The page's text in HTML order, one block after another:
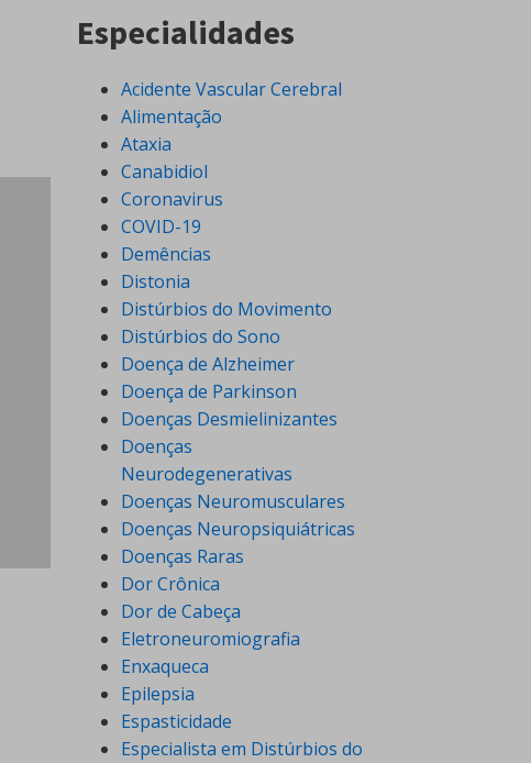
Especialidades
Acidente Vascular Cerebral
Alimentação
Ataxia
Canabidiol
Coronavirus
COVID-19
Demências
Distonia
Distúrbios do Movimento
Distúrbios do Sono
Doença de Alzheimer
Doença de Parkinson
Doenças Desmielinizantes
Doenças
Neurodegenerativas
Doenças Neuromusculares
Doenças Neuropsiquiátricas
Doenças Raras
Dor Crônica
Dor de Cabeça
Eletroneuromiografia
Enxaqueca
Epilepsia
Espasticidade
Especialista em Distúrbios do